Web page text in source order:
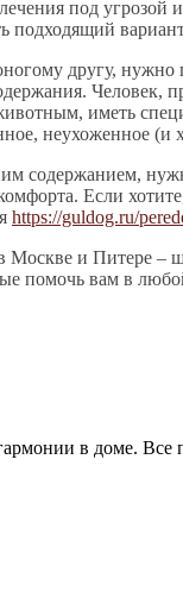
под угрозой
подходящий
другу, нужно
иметь
неухоженное
содержанием,
Если
https://guldog.ru/
и Питере –
помочь вам в
в доме.